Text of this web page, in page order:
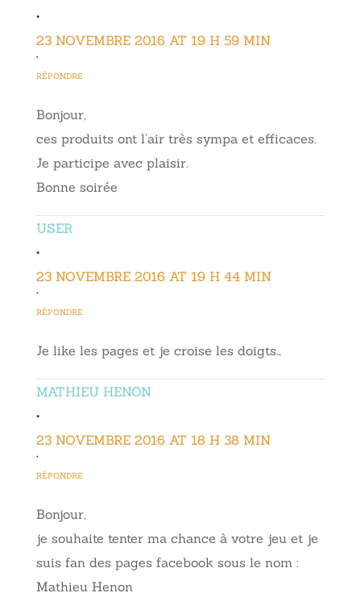
•
23 NOVEMBRE 2016 AT 19 H 59 MIN
•
RÉPONDRE
Bonjour,
ces produits ont l’air très sympa et efficaces.
Je participe avec plaisir.
Bonne soirée
USER
•
23 NOVEMBRE 2016 AT 19 H 44 MIN
•
RÉPONDRE
Je like les pages et je croise les doigts…
MATHIEU HENON
•
23 NOVEMBRE 2016 AT 18 H 38 MIN
•
RÉPONDRE
Bonjour,
je souhaite tenter ma chance à votre jeu et je
suis fan des pages facebook sous le nom :
Mathieu Henon